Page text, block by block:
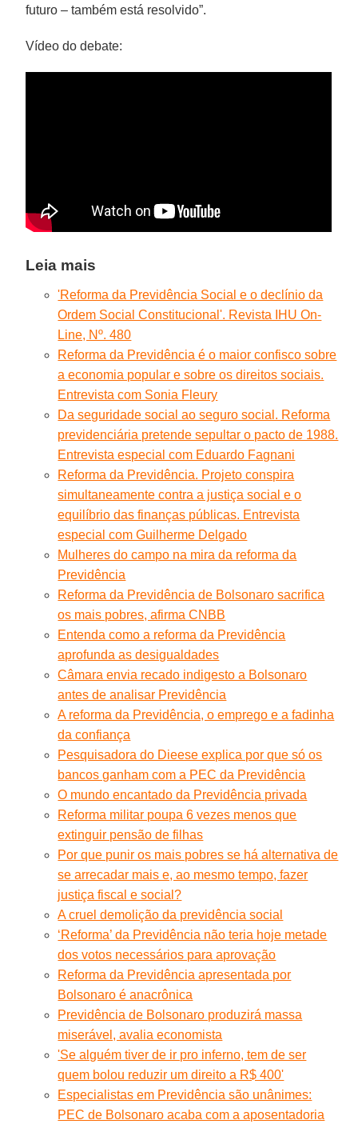
futuro – também está resolvido”.
Vídeo do debate:
Leia mais
'Reforma da Previdência Social e o declínio da
Ordem Social Constitucional'. Revista IHU On-
Line, Nº. 480
Reforma da Previdência é o maior confisco sobre
a economia popular e sobre os direitos sociais.
Entrevista com Sonia Fleury
Da seguridade social ao seguro social. Reforma
previdenciária pretende sepultar o pacto de 1988.
Entrevista especial com Eduardo Fagnani
Reforma da Previdência. Projeto conspira
simultaneamente contra a justiça social e o
equilíbrio das finanças públicas. Entrevista
especial com Guilherme Delgado
Mulheres do campo na mira da reforma da
Previdência
Reforma da Previdência de Bolsonaro sacrifica
os mais pobres, afirma CNBB
Entenda como a reforma da Previdência
aprofunda as desigualdades
Câmara envia recado indigesto a Bolsonaro
antes de analisar Previdência
A reforma da Previdência, o emprego e a fadinha
da confiança
Pesquisadora do Dieese explica por que só os
bancos ganham com a PEC da Previdência
O mundo encantado da Previdência privada
Reforma militar poupa 6 vezes menos que
extinguir pensão de filhas
Por que punir os mais pobres se há alternativa de
se arrecadar mais e, ao mesmo tempo, fazer
justiça fiscal e social?
A cruel demolição da previdência social
‘Reforma’ da Previdência não teria hoje metade
dos votos necessários para aprovação
Reforma da Previdência apresentada por
Bolsonaro é anacrônica
Previdência de Bolsonaro produzirá massa
miserável, avalia economista
'Se alguém tiver de ir pro inferno, tem de ser
quem bolou reduzir um direito a R$ 400'
Especialistas em Previdência são unânimes:
PEC de Bolsonaro acaba com a aposentadoria